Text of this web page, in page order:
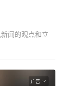
闻的观点和立
广告